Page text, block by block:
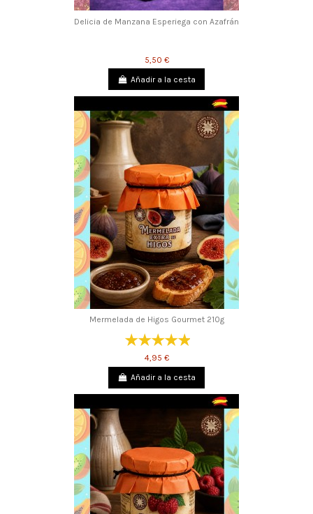
Delicia de Manzana Esperiega con Azafrán
5,50 €
Añadir a la cesta
Mermelada de Higos Gourmet 210g
4,95 €
Añadir a la cesta